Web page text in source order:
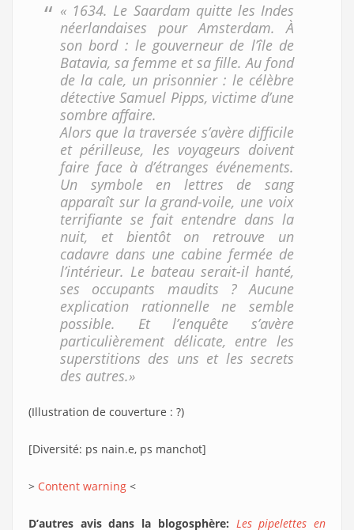
« 1634. Le Saardam quitte les Indes
néerlandaises pour Amsterdam. À
son bord : le gouverneur de l’île de
Batavia, sa femme et sa fille. Au fond
de la cale, un prisonnier : le célèbre
détective Samuel Pipps, victime d’une
sombre affaire.
Alors que la traversée s’avère difficile
et périlleuse, les voyageurs doivent
faire face à d’étranges événements.
Un symbole en lettres de sang
apparaît sur la grand-voile, une voix
terrifiante se fait entendre dans la
nuit, et bientôt on retrouve un
cadavre dans une cabine fermée de
l’intérieur. Le bateau serait-il hanté,
ses occupants maudits ? Aucune
explication rationnelle ne semble
possible. Et l’enquête s’avère
particulièrement délicate, entre les
superstitions des uns et les secrets
des autres.»
(Illustration de couverture : ?)
[Diversité: ps nain.e, ps manchot]
> Content warning <
D’autres avis dans la blogosphère: Les pipelettes en